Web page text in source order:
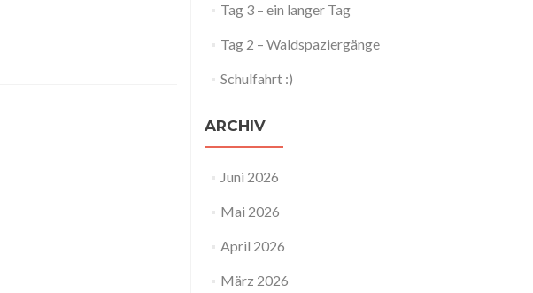
Tag 3 – ein langer Tag
Tag 2 – Waldspaziergänge
Schulfahrt :)
ARCHIV
Juni 2026
Mai 2026
April 2026
März 2026